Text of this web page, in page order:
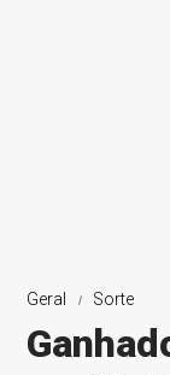
Geral Sorte